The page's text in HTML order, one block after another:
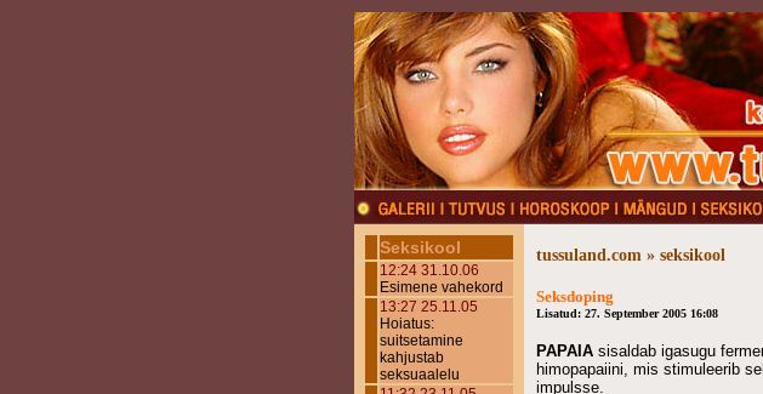
Seksikool
12:24 31.10.06
Esimene vahekord
13:27 25.11.05
Hoiatus:
suitsetamine
kahjustab
seksuaalelu
tussuland.com » seksikool
Seksdoping
Lisatud: 27. September 2005 16:08
PAPAIA sisaldab igasugu
himopapaiini, mis stimuleerib
impulsse.